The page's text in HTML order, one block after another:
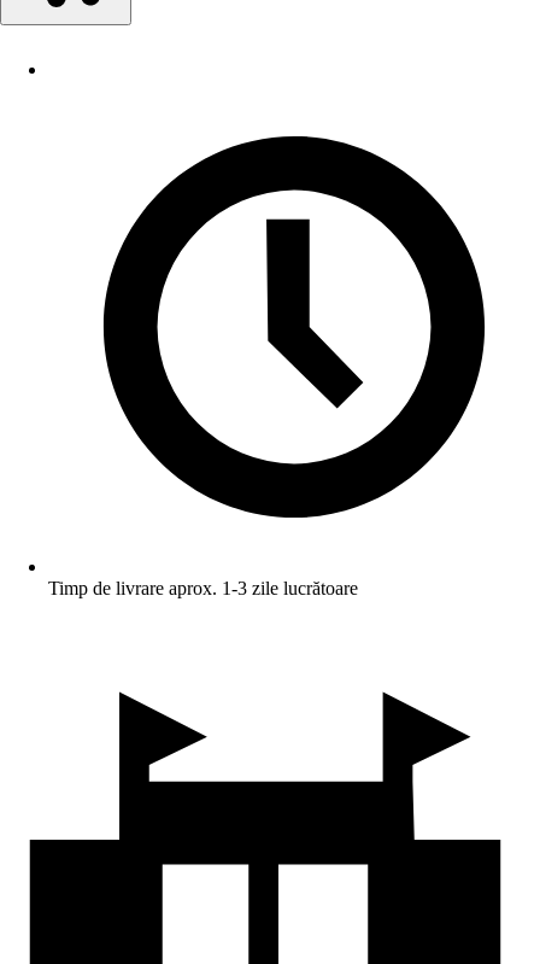
Timp de livrare aprox. 1-3 zile lucrătoare